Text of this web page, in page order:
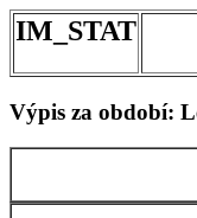
IM_STAT
Výpis za období: